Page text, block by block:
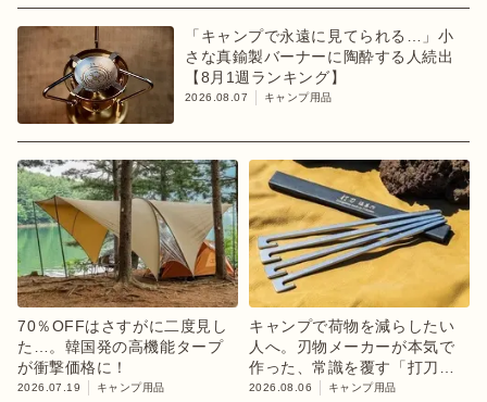
「キャンプで永遠に見てられる…」小
さな真鍮製バーナーに陶酔する人続出
【8月1週ランキング】
2026.08.07 キャンプ用品
70％OFFはさすがに二度見し
た…。韓国発の高機能タープ
が衝撃価格に！
2026.07.19 キャンプ用品
キャンプで荷物を減らしたい
人へ。刃物メーカーが本気で
作った、常識を覆す「打刀」
ペグ
2026.08.06 キャンプ用品